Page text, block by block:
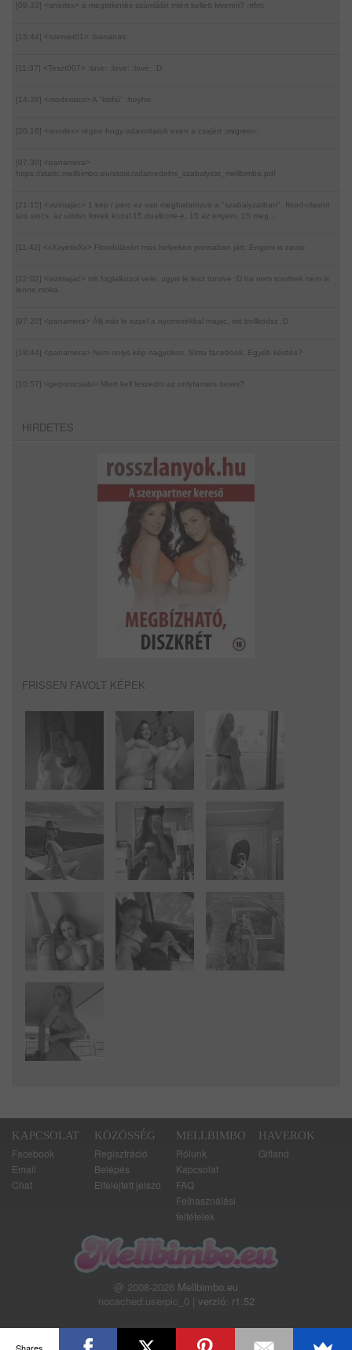
[09:33] <snorlex> a megtekintés számlálót miért kellett kivenni? :rtfm:
[15:44] <szerver01> :bananas:
[11:37] <Teszt007> :love: :love: :love: :D
[14:38] <moderator> A "kisfiú" :heyho:
[20:16] <snorlex> régen hogy odavoltatok ezért a csajért :mrgreen:
[07:30] <panamera>
https://static.mellbimbo.eu/static/adatvedelmi_szabalyzat_mellbimbo.pdf
[21:15] <vizimajac> 1 kep / perc ez van meghatarozva a "szabalyzatban". flood-olasrol
szo sincs. az utolso linkek kozul 15 duallcore-e, 15 az enyem, 15 meg...
[11:42] <xXxyetixXx> Floodolásért más helyeken premaban járt. Engem is zavar.
[22:02] <vizimajac>
mit foglalkozol vele, ugyis le lesz torolve :D ha nem torolnek nem is
lenne moka.
[07:20] <panamera> Állj már le ezzel a nyomorékkal majac, mit trollkodsz :D
[18:44] <panamera> Nem onlys kép nagyokos. Sima facebook. Egyéb kérdés?
[10:57] <gepontcsabi> Miert kell leszedni az onlyfansos nevet?
HIRDETES
FRISSEN FAVOLT KÉPEK
KAPCSOLAT
Facebook
Email
Chat
KÖZÖSSÉG
Regisztráció
Belépés
Elfelejtett jelszó
MELLBIMBO
Rólunk
Kapcsolat
FAQ
Felhasználási
feltételek
HAVEROK
Gifland
@ 2008-2026 Mellbimbo.eu
nocached:userpic_0 | verzió: r1.52
Shares